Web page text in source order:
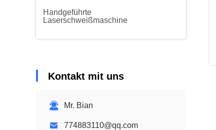
Handgeführte
Laserschweißmaschine
Kontakt mit uns
Mr. Bian
774883110@qq.com